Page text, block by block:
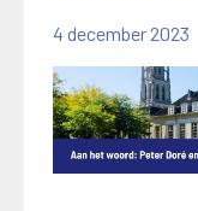
4 december 2023